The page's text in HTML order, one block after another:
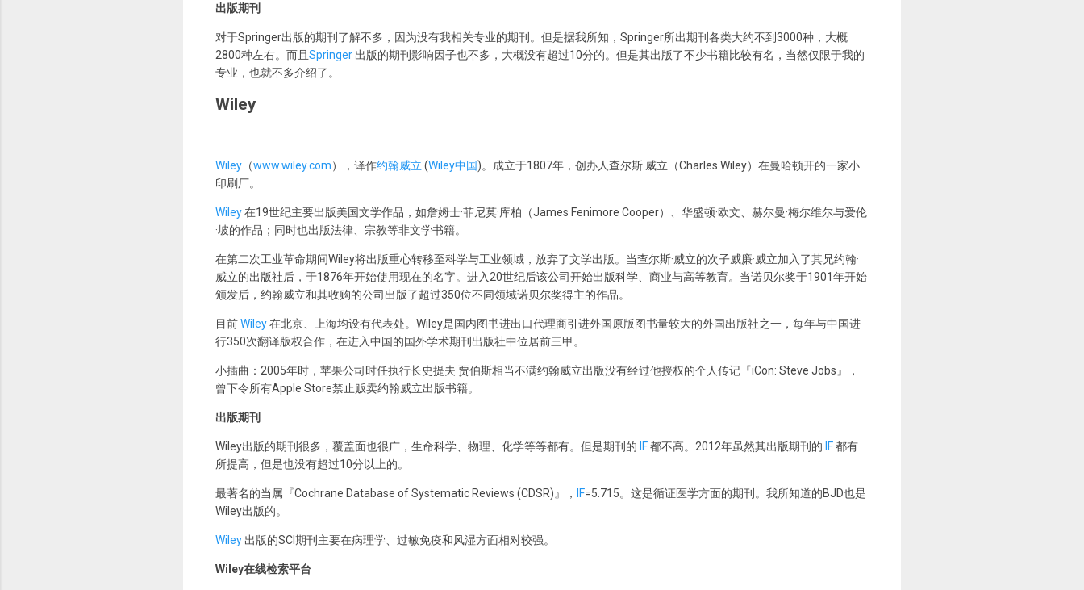
出版期刊
对于Springer出版的期刊了解不多，因为没有我相关专业的期刊。但是据我所知，Springer所出期刊各类大约不到3000种，大概
2800种左右。而且 Springer 出版的期刊影响因子也不多，大概没有超过10分的。但是其出版了不少书籍比较有名，当然仅限于我的
专业，也就不多介绍了。
Wiley
Wiley （www.wiley.com），译作约翰威立 (Wiley中国)。成立于1807年，创办人查尔斯·威立（Charles Wiley）在曼哈顿开的一家小
印刷厂。
Wiley在19世纪主要出版美国文学作品，如詹姆士·菲尼莫·库柏（James Fenimore Cooper）、华盛顿·欧文、赫尔曼·梅尔维尔与爱伦
·坡的作品；同时也出版法律、宗教等非文学书籍。
在第二次工业革命期间Wiley将出版重心转移至科学与工业领域，放弃了文学出版。当查尔斯·威立的次子威廉·威立加入了其兄约翰·
威立的出版社后，于1876年开始使用现在的名字。进入20世纪后该公司开始出版科学、商业与高等教育。当诺贝尔奖于1901年开始
颁发后，约翰威立和其收购的公司出版了超过350位不同领域诺贝尔奖得主的作品。
目前Wiley在北京、上海均设有代表处。Wiley是国内图书进出口代理商引进外国原版图书量较大的外国出版社之一，每年与中国进
行350次翻译版权合作，在进入中国的国外学术期刊出版社中位居前三甲。
小插曲：2005年时，苹果公司时任执行长史提夫·贾伯斯相当不满约翰威立出版没有经过他授权的个人传记『iCon: Steve Jobs』，
曾下令所有Apple Store禁止贩卖约翰威立出版书籍。
出版期刊
Wiley出版的期刊很多，覆盖面也很广，生命科学、物理、化学等等都有。但是期刊的 IF都不高。2012年虽然其出版期刊的 IF都有
所提高，但是也没有超过10分以上的。
最著名的当属『Cochrane Database of Systematic Reviews (CDSR)』， IF=5.715。这是循证医学方面的期刊。我所知道的BJD也是
Wiley出版的。
Wiley 出版的SCI期刊主要在病理学、过敏免疫和风湿方面相对较强。
Wiley在线检索平台